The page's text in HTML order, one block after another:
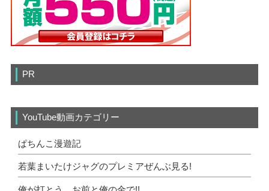
PR
YouTube動画カテゴリー
ぱちんこ漫遊記
若葉まいたけジャグのプレミアぜんぶ見る!